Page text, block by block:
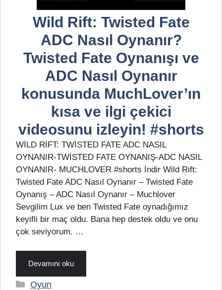
Wild Rift: Twisted Fate
ADC Nasıl Oynanır?
Twisted Fate Oynanışı ve
ADC Nasıl Oynanır
konusunda MuchLover’ın
kısa ve ilgi çekici
videosunu izleyin! #shorts
WİLD RİFT: TWİSTED FATE ADC NASIL
OYNANIR-TWİSTED FATE OYNANIŞ-ADC NASIL
OYNANIR- MUCHLOVER #shorts İndir Wild Rift:
Twisted Fate ADC Nasıl Oynanır – Twisted Fate
Oynanış – ADC Nasıl Oynanır – Muchlover
Sevgilim Lux ve ben Twisted Fate oynadığımız
keyifli bir maç oldu. Bana hep destek oldu ve onu
çok seviyorum. …
Devamını oku
Kategoriler
Oyun